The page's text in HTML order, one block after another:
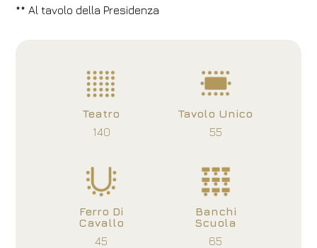
** Al tavolo della Presidenza
Teatro
140
Tavolo Unico
55
Ferro Di
Cavallo
45
Banchi
Scuola
65